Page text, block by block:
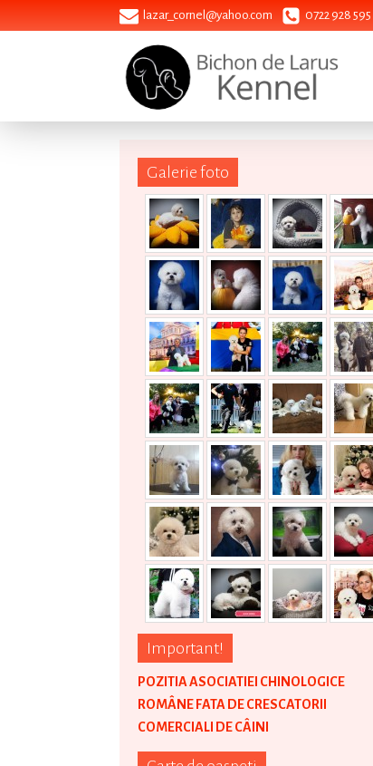
lazar_cornel@yahoo.com 0722 928 595
Galerie foto
Important!
POZITIA ASOCIATIEI CHINOLOGICE
ROMÂNE FATA DE CRESCATORII
COMERCIALI DE CÂINI